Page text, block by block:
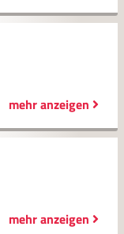
mehr anzeigen
mehr anzeigen